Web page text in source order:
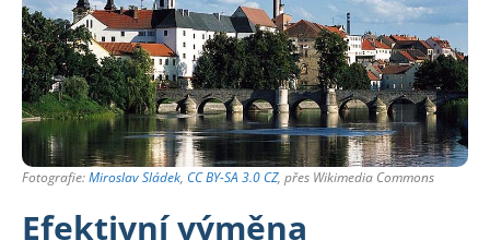
Fotografie:Miroslav Sládek, CC BY-SA 3.0 CZ, přes Wikimedia Commons
Efektivní výměna